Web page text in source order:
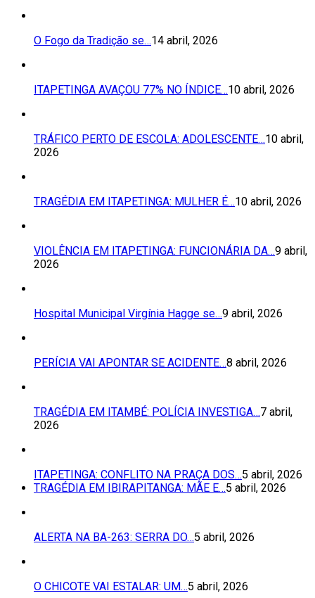
O Fogo da Tradição se…14 abril, 2026
ITAPETINGA AVAÇOU 77% NO ÍNDICE…10 abril, 2026
TRÁFICO PERTO DE ESCOLA: ADOLESCENTE…10 abril,
2026
TRAGÉDIA EM ITAPETINGA: MULHER É…10 abril, 2026
VIOLÊNCIA EM ITAPETINGA: FUNCIONÁRIA DA…9 abril,
2026
Hospital Municipal Virgínia Hagge se…9 abril, 2026
PERÍCIA VAI APONTAR SE ACIDENTE…8 abril, 2026
TRAGÉDIA EM ITAMBÉ: POLÍCIA INVESTIGA…7 abril,
2026
ITAPETINGA: CONFLITO NA PRAÇA DOS…5 abril, 2026
TRAGÉDIA EM IBIRAPITANGA: MÃE E…5 abril, 2026
ALERTA NA BA-263: SERRA DO…5 abril, 2026
O CHICOTE VAI ESTALAR: UM…5 abril, 2026